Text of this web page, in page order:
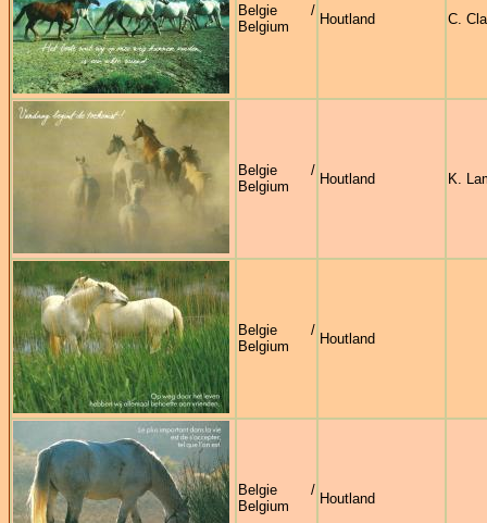
Belgie /
Belgium
Houtland C.
Belgie /
Belgium
Houtland K.
Belgie /
Belgium
Houtland
Belgie /
Belgium
Houtland